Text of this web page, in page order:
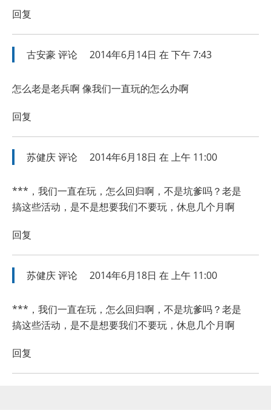
回复
古安豪 评论 2014年6月14日 在 下午 7:43
怎么老是老兵啊 像我们一直玩的怎么办啊
回复
苏健庆评论 2014年6月18日 在 上午 11:00
***，我们一直在玩，怎么回归啊，不是坑爹吗？老是
搞这些活动，是不是想要我们不要玩，休息几个月啊
回复
苏健庆评论 2014年6月18日 在 上午 11:00
***，我们一直在玩，怎么回归啊，不是坑爹吗？老是
搞这些活动，是不是想要我们不要玩，休息几个月啊
回复